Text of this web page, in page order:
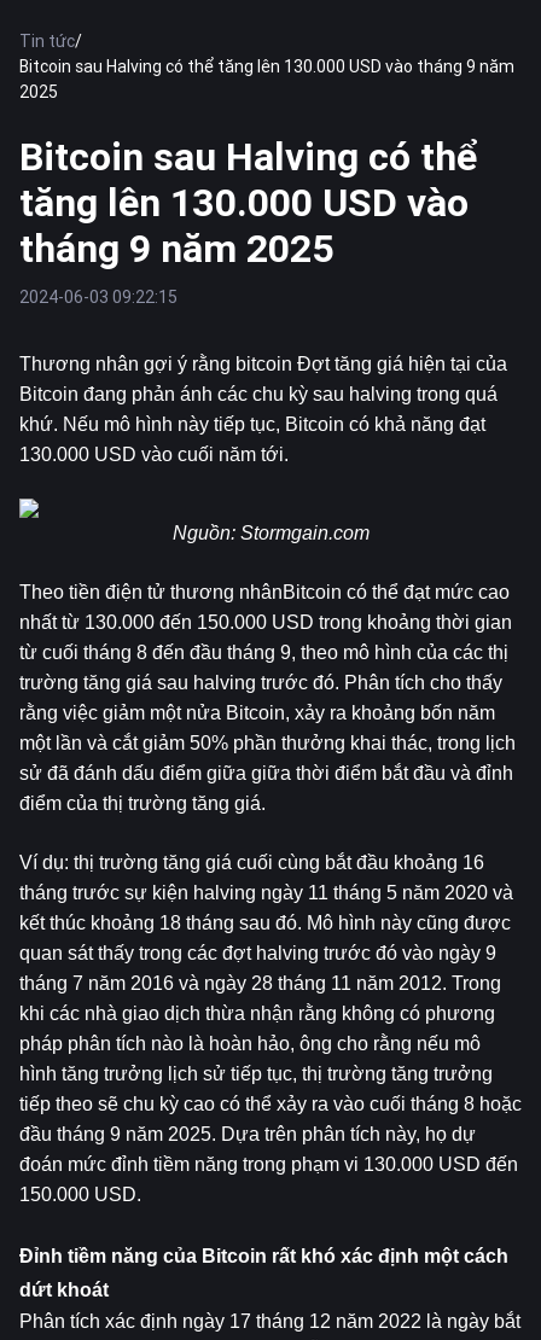
Tin tức/
Bitcoin sau Halving có thể tăng lên 130.000 USD vào tháng 9 năm
2025
Bitcoin sau Halving có thể
tăng lên 130.000 USD vào
tháng 9 năm 2025
2024-06-03 09:22:15
Thương nhân gợi ý rằng bitcoin Đợt tăng giá hiện tại của
Bitcoin đang phản ánh các chu kỳ sau halving trong quá
khứ. Nếu mô hình này tiếp tục, Bitcoin có khả năng đạt
130.000 USD vào cuối năm tới.
Nguồn: Stormgain.com
Theo tiền điện tử thương nhânBitcoin có thể đạt mức cao
nhất từ ​​130.000 đến 150.000 USD trong khoảng thời gian
từ cuối tháng 8 đến đầu tháng 9, theo mô hình của các thị
trường tăng giá sau halving trước đó. Phân tích cho thấy
rằng việc giảm một nửa Bitcoin, xảy ra khoảng bốn năm
một lần và cắt giảm 50% phần thưởng khai thác, trong lịch
sử đã đánh dấu điểm giữa giữa thời điểm bắt đầu và đỉnh
điểm của thị trường tăng giá.
Ví dụ: thị trường tăng giá cuối cùng bắt đầu khoảng 16
tháng trước sự kiện halving ngày 11 tháng 5 năm 2020 và
kết thúc khoảng 18 tháng sau đó. Mô hình này cũng được
quan sát thấy trong các đợt halving trước đó vào ngày 9
tháng 7 năm 2016 và ngày 28 tháng 11 năm 2012. Trong
khi các nhà giao dịch thừa nhận rằng không có phương
pháp phân tích nào là hoàn hảo, ông cho rằng nếu mô
hình tăng trưởng lịch sử tiếp tục, thị trường tăng trưởng
tiếp theo sẽ chu kỳ cao có thể xảy ra vào cuối tháng 8 hoặc
đầu tháng 9 năm 2025. Dựa trên phân tích này, họ dự
đoán mức đỉnh tiềm năng trong phạm vi 130.000 USD đến
150.000 USD.
Đỉnh tiềm năng của Bitcoin rất khó xác định một cách
dứt khoát
Phân tích xác định ngày 17 tháng 12 năm 2022 là ngày bắt